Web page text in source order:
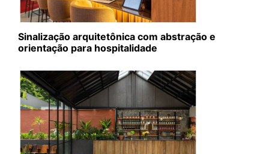
Sinalização arquitetônica com abstração e
orientação para hospitalidade